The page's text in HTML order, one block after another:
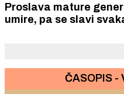
Proslava mature
umire, pa se slavi
ČASOPIS -